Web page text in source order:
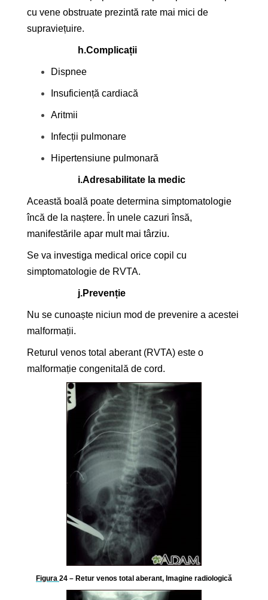
cu vene obstruate prezintă rate mai mici de
supraviețuire.
h.Complicații
Dispnee
Insuficiență cardiacă
Aritmii
Infecții pulmonare
Hipertensiune pulmonară
i.Adresabilitate la medic
Această boală poate determina simptomatologie
încă de la naștere. În unele cazuri însă,
manifestările apar mult mai târziu.
Se va investiga medical orice copil cu
simptomatologie de RVTA.
j.Prevenție
Nu se cunoaște niciun mod de prevenire a acestei
malformații.
Returul venos total aberant (RVTA) este o
malformație congenitală de cord.
Figura 24 – Retur venos total aberant, Imagine radiologică